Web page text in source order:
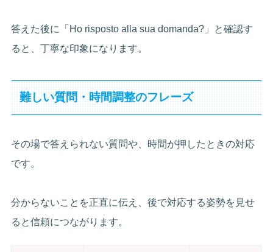
答えた後に「Ho risposto alla sua domanda?」と確認す
ると、丁寧な印象になります。
難しい質問・時間調整のフレーズ
その場で答えられない質問や、時間が押したときの対応
です。
分からないことを正直に伝え、後で対応する姿勢を見せ
ると信頼につながります。